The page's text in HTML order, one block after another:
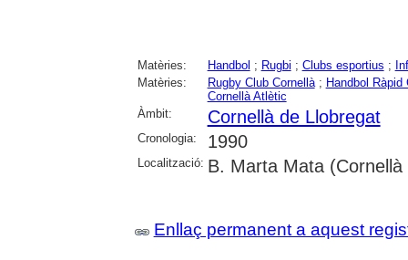
Matèries: Handbol ; Rugbi ; Clubs esportius ;
Matèries:
Rugby Club Cornellà; Handbol Ràpid
Cornellà Atlètic
Àmbit:
Cornellà de Llobregat
Cronologia: 1990
Localització: B. Marta Mata
Enllaç permanent a aquest